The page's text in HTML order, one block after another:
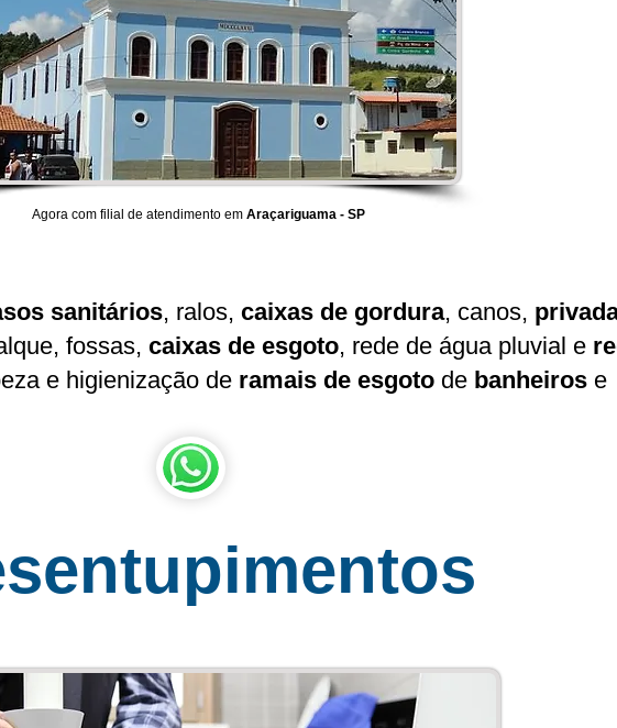
Agora com filial de atendimento em Araçariguama - SP
sanitários, ralos, caixas de gordura, canos,
fossas, caixas de esgoto, rede de água pluvial e
e higienização de ramais de esgoto de banheiros e